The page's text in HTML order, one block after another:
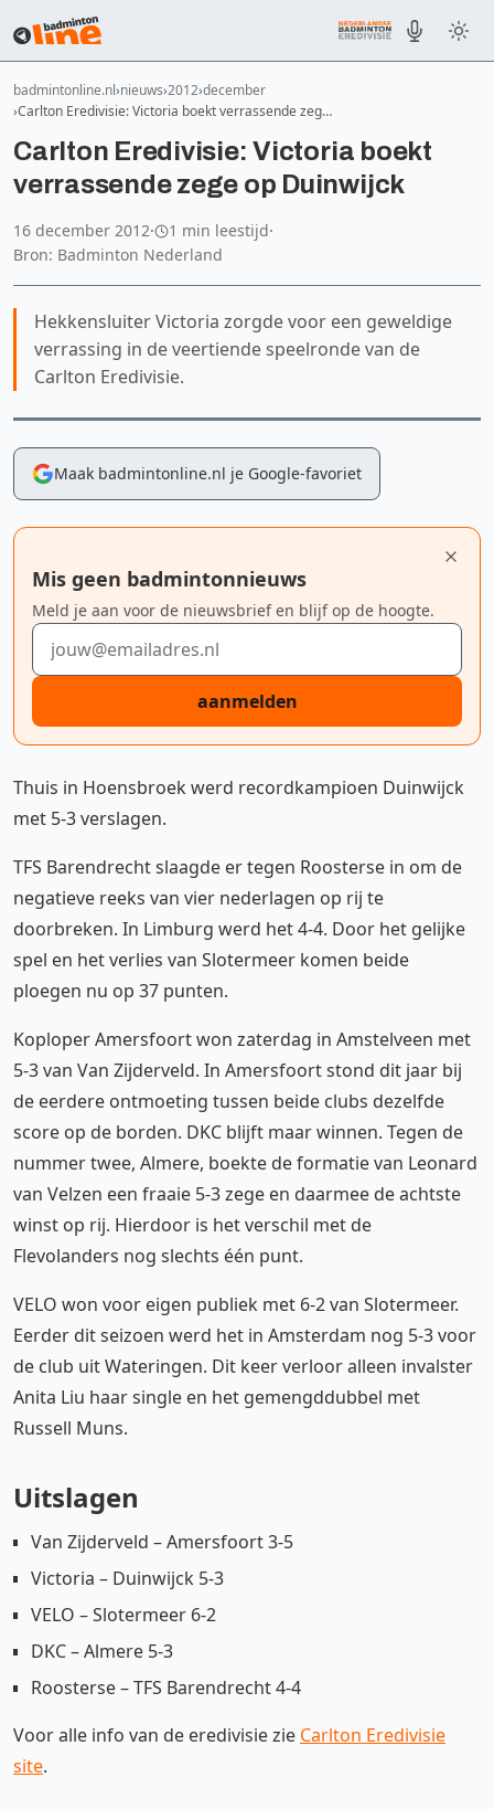
badmintonline.nl nieuws 2012 december
Carlton Eredivisie: Victoria boekt verrassende zeg…
Carlton Eredivisie: Victoria boekt
verrassende zege op Duinwijck
16 december 2012· 1 min leestijd·
Bron: Badminton Nederland
Hekkensluiter Victoria zorgde voor een geweldige
verrassing in de veertiende speelronde van de
Carlton Eredivisie.
Maak badmintonline.nl je Google-favoriet
Mis geen badmintonnieuws
Meld je aan voor de nieuwsbrief en blijf op de hoogte.
E-mailadres
aanmelden
Thuis in Hoensbroek werd recordkampioen Duinwijck
met 5-3 verslagen.
TFS Barendrecht slaagde er tegen Roosterse in om de
negatieve reeks van vier nederlagen op rij te
doorbreken. In Limburg werd het 4-4. Door het gelijke
spel en het verlies van Slotermeer komen beide
ploegen nu op 37 punten.
Koploper Amersfoort won zaterdag in Amstelveen met
5-3 van Van Zijderveld. In Amersfoort stond dit jaar bij
de eerdere ontmoeting tussen beide clubs dezelfde
score op de borden. DKC blijft maar winnen. Tegen de
nummer twee, Almere, boekte de formatie van Leonard
van Velzen een fraaie 5-3 zege en daarmee de achtste
winst op rij. Hierdoor is het verschil met de
Flevolanders nog slechts één punt.
VELO won voor eigen publiek met 6-2 van Slotermeer.
Eerder dit seizoen werd het in Amsterdam nog 5-3 voor
de club uit Wateringen. Dit keer verloor alleen invalster
Anita Liu haar single en het gemengddubbel met
Russell Muns.
Uitslagen
Van Zijderveld – Amersfoort 3-5
Victoria – Duinwijck 5-3
VELO – Slotermeer 6-2
DKC – Almere 5-3
Roosterse – TFS Barendrecht 4-4
Voor alle info van de eredivisie zie Carlton Eredivisie
site.